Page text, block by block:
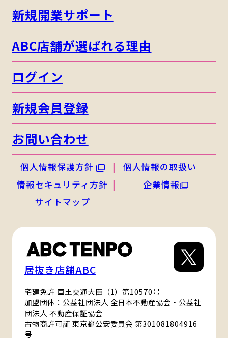
新規開業サポート
ABC店舗が選ばれる理由
ログイン
新規会員登録
お問い合わせ
個人情報保護方針
個人情報の取扱い
情報セキュリティ方針
企業情報
サイトマップ
居抜き店舗ABC
宅建免許 国土交通大臣（1）第10570号
加盟団体：公益社団法人 全日本不動産協会・公益社
団法人 不動産保証協会
古物商許可証 東京都公安委員会 第301081804916
号